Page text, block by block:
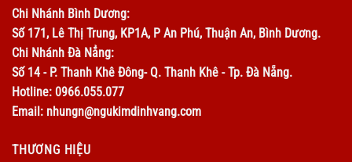
Chi Nhánh Bình Dương:
Số 171, Lê Thị Trung, KP1A, P An Phú, Thuận An, Bình Dương.
Chi Nhánh Đà Nẳng:
Số 14 - P. Thanh Khê Đông- Q. Thanh Khê - Tp. Đà Nẵng.
Hotline: 0966.055.077
Email: nhungn@ngukimdinhvang.com
THƯƠNG HIỆU